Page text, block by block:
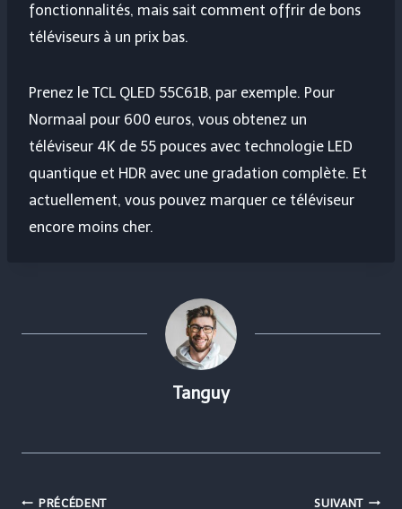
fonctionnalités, mais sait comment offrir de bons
téléviseurs à un prix bas.
Prenez le TCL QLED 55C61B, par exemple. Pour
Normaal pour 600 euros, vous obtenez un
téléviseur 4K de 55 pouces avec technologie LED
quantique et HDR avec une gradation complète. Et
actuellement, vous pouvez marquer ce téléviseur
encore moins cher.
Tanguy
PRÉCÉDENT SUIVANT